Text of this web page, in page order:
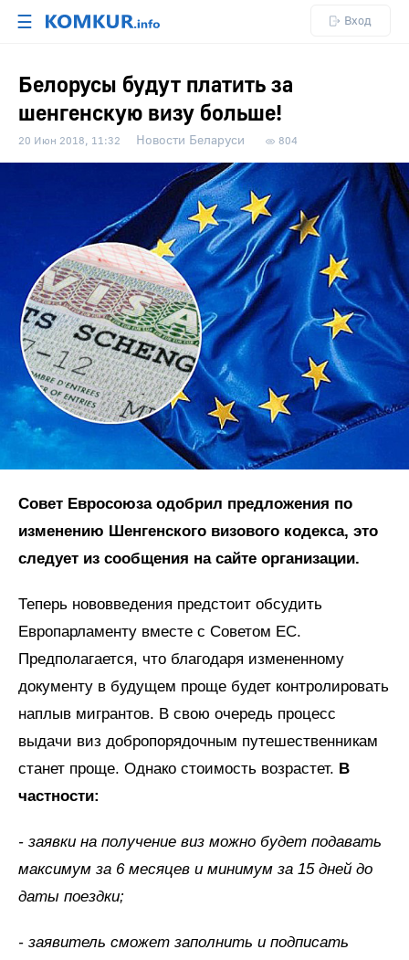
☰ Вход
Белорусы будут платить за
шенгенскую визу больше!
20 Июн 2018, 11:32 Новости Беларуси 804
Совет Евросоюза одобрил предложения по
изменению Шенгенского визового кодекса, это
следует из сообщения на сайте организации.
Теперь нововведения предстоит обсудить
Европарламенту вместе с Советом ЕС.
Предполагается, что благодаря измененному
документу в будущем проще будет контролировать
наплыв мигрантов. В свою очередь процесс
выдачи виз добропорядочным путешественникам
станет проще. Однако стоимость возрастет. В
частности:
- заявки на получение виз можно будет подавать
максимум за 6 месяцев и минимум за 15 дней до
даты поездки;
- заявитель сможет заполнить и подписать